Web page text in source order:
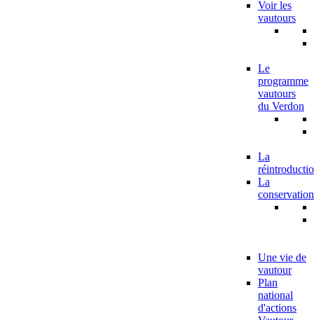
Voir les
vautours
Le
programme
vautours
du Verdon
La
La
conservation
Une vie de
vautour
Plan
national
d'actions